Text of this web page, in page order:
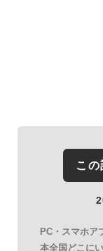
こ
PC・スマホア
本全国どこに